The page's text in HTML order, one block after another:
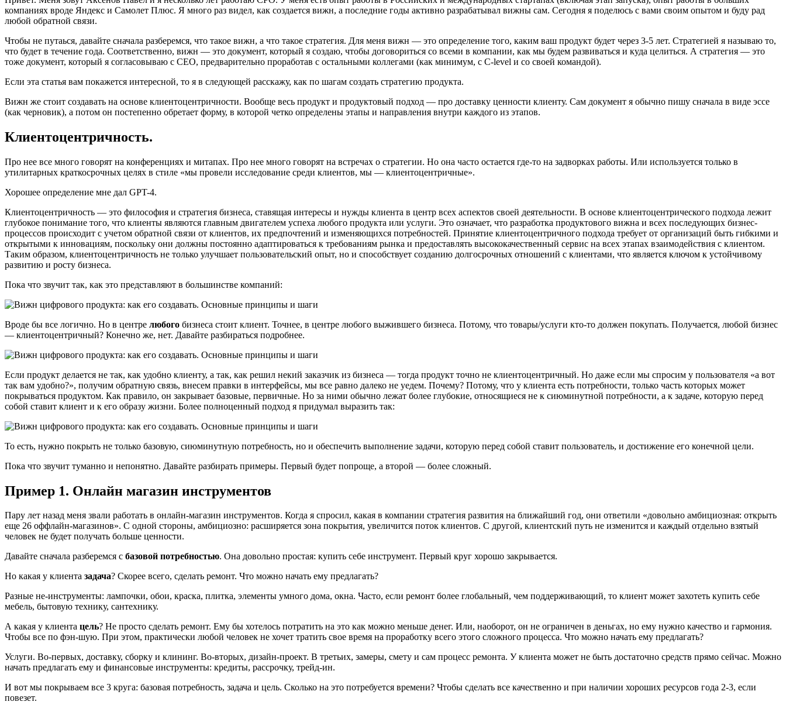
компаниях вроде Яндекс и Самолет Плюс. Я много раз видел, как создается вижн, а последние годы активно разрабатывал вижны сам. Сегодня я поделюсь с вами своим опытом и буду рад
любой обратной связи.
Чтобы не путаься, давайте сначала разберемся, что такое вижн, а что такое стратегия. Для меня вижн — это определение того, каким ваш продукт будет через 3-5 лет. Стратегией я называю то,
что будет в течение года. Соответственно, вижн — это документ, который я создаю, чтобы договориться со всеми в компании, как мы будем развиваться и куда целиться. А стратегия — это
тоже документ, который я согласовываю с CEO, предварительно проработав с остальными коллегами (как минимум, с C-level и со своей командой).
Если эта статья вам покажется интересной, то я в следующей расскажу, как по шагам создать стратегию продукта.
Вижн же стоит создавать на основе клиентоцентричности. Вообще весь продукт и продуктовый подход — про доставку ценности клиенту. Сам документ я обычно пишу сначала в виде эссе
(как черновик), а потом он постепенно обретает форму, в которой четко определены этапы и направления внутри каждого из этапов.
Клиентоцентричность.
Про нее все много говорят на конференциях и митапах. Про нее много говорят на встречах о стратегии. Но она часто остается где-то на задворках работы. Или используется только в
утилитарных краткосрочных целях в стиле «мы провели исследование среди клиентов, мы — клиентоцентричные».
Хорошее определение мне дал GPT-4.
Клиентоцентричность — это философия и стратегия бизнеса, ставящая интересы и нужды клиента в центр всех аспектов своей деятельности. В основе клиентоцентрического подхода лежит
глубокое понимание того, что клиенты являются главным двигателем успеха любого продукта или услуги. Это означает, что разработка продуктового вижна и всех последующих бизнес-
процессов происходит с учетом обратной связи от клиентов, их предпочтений и изменяющихся потребностей. Принятие клиентоцентричного подхода требует от организаций быть гибкими и
открытыми к инновациям, поскольку они должны постоянно адаптироваться к требованиям рынка и предоставлять высококачественный сервис на всех этапах взаимодействия с клиентом.
Таким образом, клиентоцентричность не только улучшает пользовательский опыт, но и способствует созданию долгосрочных отношений с клиентами, что является ключом к устойчивому
развитию и росту бизнеса.
Пока что звучит так, как это представляют в большинстве компаний:
Вроде бы все логично. Но в центре любого бизнеса стоит клиент. Точнее, в центре любого выжившего бизнеса. Потому, что товары/услуги кто-то должен покупать. Получается, любой бизнес
— клиентоцентричный? Конечно же, нет. Давайте разбираться подробнее.
Если продукт делается не так, как удобно клиенту, а так, как решил некий заказчик из бизнеса — тогда продукт точно не клиентоцентричный. Но даже если мы спросим у пользователя «а вот
так вам удобно?», получим обратную связь, внесем правки в интерфейсы, мы все равно далеко не уедем. Почему? Потому, что у клиента есть потребности, только часть которых может
покрываться продуктом. Как правило, он закрывает базовые, первичные. Но за ними обычно лежат более глубокие, относящиеся не к сиюминутной потребности, а к задаче, которую перед
собой ставит клиент и к его образу жизни. Более полноценный подход я придумал выразить так:
То есть, нужно покрыть не только базовую, сиюминутную потребность, но и обеспечить выполнение задачи, которую перед собой ставит пользователь, и достижение его конечной цели.
Пока что звучит туманно и непонятно. Давайте разбирать примеры. Первый будет попроще, а второй — более сложный.
Пример 1. Онлайн магазин инструментов
Пару лет назад меня звали работать в онлайн-магазин инструментов. Когда я спросил, какая в компании стратегия развития на ближайший год, они ответили «довольно амбициозная: открыть
еще 26 оффлайн-магазинов». С одной стороны, амбициозно: расширяется зона покрытия, увеличится поток клиентов. С другой, клиентский путь не изменится и каждый отдельно взятый
человек не будет получать больше ценности.
Давайте сначала разберемся с базовой потребностью. Она довольно простая: купить себе инструмент. Первый круг хорошо закрывается.
Но какая у клиента задача? Скорее всего, сделать ремонт. Что можно начать ему предлагать?
Разные не-инструменты: лампочки, обои, краска, плитка, элементы умного дома, окна. Часто, если ремонт более глобальный, чем поддерживающий, то клиент может захотеть купить себе
мебель, бытовую технику, сантехнику.
А какая у клиента цель? Не просто сделать ремонт. Ему бы хотелось потратить на это как можно меньше денег. Или, наоборот, он не ограничен в деньгах, но ему нужно качество и гармония.
Чтобы все по фэн-шую. При этом, практически любой человек не хочет тратить свое время на проработку всего этого сложного процесса. Что можно начать ему предлагать?
Услуги. Во-первых, доставку, сборку и клининг. Во-вторых, дизайн-проект. В третьих, замеры, смету и сам процесс ремонта. У клиента может не быть достаточно средств прямо сейчас. Можно
начать предлагать ему и финансовые инструменты: кредиты, рассрочку, трейд-ин.
И вот мы покрываем все 3 круга: базовая потребность, задача и цель. Сколько на это потребуется времени? Чтобы сделать все качественно и при наличии хороших ресурсов года 2-3, если
повезет.